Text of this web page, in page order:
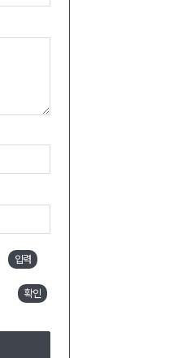
입력
확인